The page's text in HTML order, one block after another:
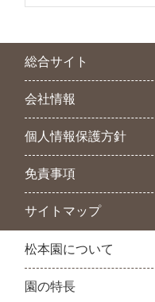
総合サイト
会社情報
個人情報保護方針
免責事項
サイトマップ
松本園について
園の特長